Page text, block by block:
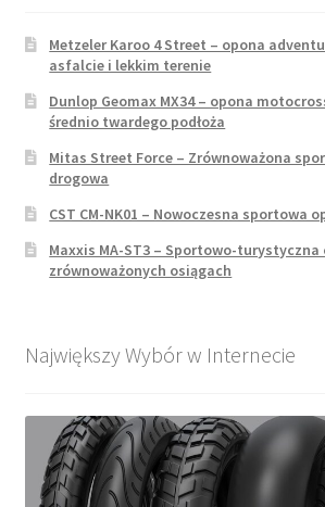
Metzeler Karoo 4 Street – opona
asfalcie i lekkim terenie
Dunlop Geomax MX34 – opona
średnio twardego podłoża
Mitas Street Force – Zrównoważona
drogowa
CST CM-NK01 – Nowoczesna sportowa
Maxxis MA-ST3 – Sportowo-turystyczna
zrównoważonych osiągach
Największy Wybór w Internecie